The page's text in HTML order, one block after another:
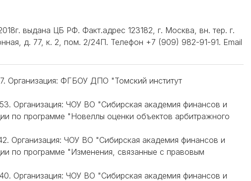
выдана ЦБ РФ. Факт.адрес 123182, г. Москва, вн. тер. г.
д. 77, к. 2, пом. 2/24П. Телефон +7 (909) 982-91-91. Email
Организация: ФГБОУ ДПО "Томский институт
Организация: ЧОУ ВО "Сибирская академия финансов и
по программе "Новеллы оценки объектов арбитражного
Организация: ЧОУ ВО "Сибирская академия финансов и
по программе "Изменения, связанные с правовым
Организация: ЧОУ ВО "Сибирская академия финансов и